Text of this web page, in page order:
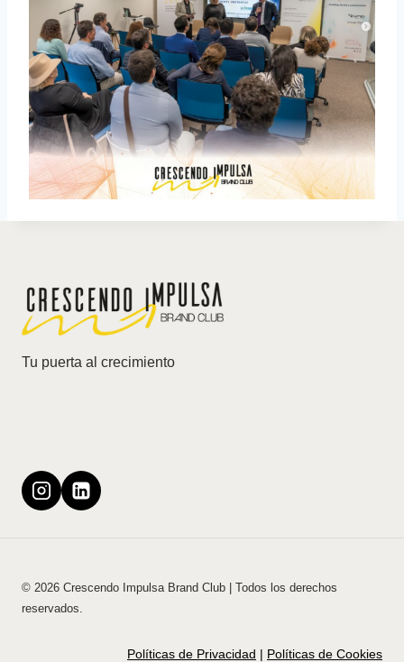
Tu puerta al crecimiento
© 2026 Crescendo Impulsa Brand Club | Todos los derechos
reservados.
Políticas de Privacidad | Políticas de Cookies